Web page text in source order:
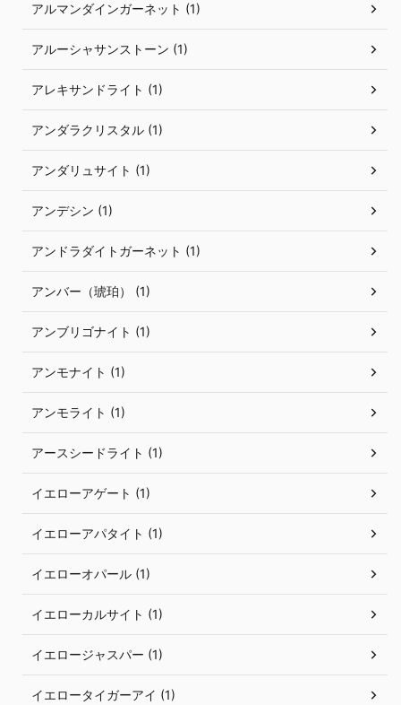
アルマンダインガーネット (1)
アルーシャサンストーン (1)
アレキサンドライト (1)
アンダラクリスタル (1)
アンダリュサイト (1)
アンデシン (1)
アンドラダイトガーネット (1)
アンバー（琥珀） (1)
アンブリゴナイト (1)
アンモナイト (1)
アンモライト (1)
アースシードライト (1)
イエローアゲート (1)
イエローアパタイト (1)
イエローオパール (1)
イエローカルサイト (1)
イエロージャスパー (1)
イエロータイガーアイ (1)